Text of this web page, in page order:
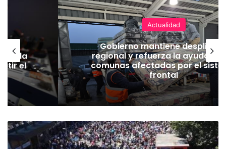
la
el
Actualidad
Gobierno mantiene
regional y refuerza la ayuda en
comunas afectadas por el
frontal
M
i